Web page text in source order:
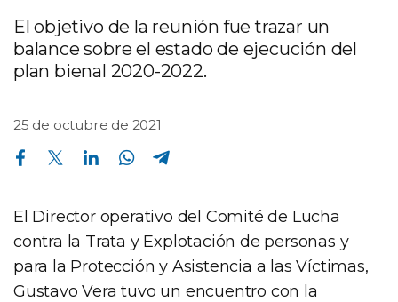
El objetivo de la reunión fue trazar un
balance sobre el estado de ejecución del
plan bienal 2020-2022.
25 de octubre de 2021
Compartir en Facebook Compartir en Twitter Compartir en Linkedin Compartir en Whatsapp
El Director operativo del Comité de Lucha
contra la Trata y Explotación de personas y
para la Protección y Asistencia a las Víctimas,
Gustavo Vera tuvo un encuentro con la